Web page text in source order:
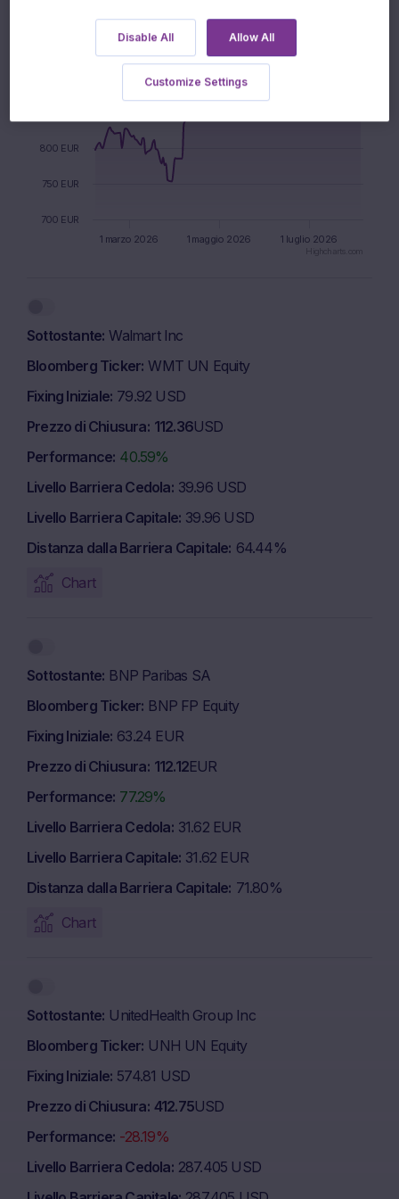
700 EUR
750 EUR
800 EUR
1 marzo 2026 1 maggio 2026 1 luglio 2026
Sottostante Walmart Inc
Bloomberg Ticker WMT UN Equity
Fixing Iniziale 79.92 USD
Prezzo di Chiusura 112.36USD
Performance 40.59%
Livello Barriera Cedola 39.96 USD
Livello Barriera Capitale 39.96 USD
Distanza dalla Barriera Capitale 64.44%
Chart
Sottostante BNP Paribas SA
Bloomberg Ticker BNP FP Equity
Fixing Iniziale 63.24 EUR
Prezzo di Chiusura 112.12EUR
Performance 77.29%
Livello Barriera Cedola 31.62 EUR
Livello Barriera Capitale 31.62 EUR
Distanza dalla Barriera Capitale 71.80%
Chart
Sottostante UnitedHealth Group Inc
Bloomberg Ticker UNH UN Equity
Fixing Iniziale 574.81 USD
Prezzo di Chiusura 412.75USD
Performance -28.19%
Livello Barriera Cedola 287.405 USD
Disable All Allow All
Customize Settings